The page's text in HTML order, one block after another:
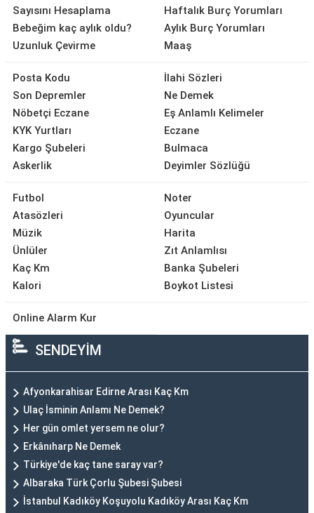
Sayısını Hesaplama
Bebeğim kaç aylık oldu?
Uzunluk Çevirme
Haftalık Burç Yorumları
Aylık Burç Yorumları
Maaş
Posta Kodu
Son Depremler
Nöbetçi Eczane
KYK Yurtları
Kargo Şubeleri
Askerlik
İlahi Sözleri
Ne Demek
Eş Anlamlı Kelimeler
Eczane
Bulmaca
Deyimler Sözlüğü
Futbol
Atasözleri
Müzik
Ünlüler
Kaç Km
Kalori
Noter
Oyuncular
Harita
Zıt Anlamlısı
Banka Şubeleri
Boykot Listesi
Online Alarm Kur
SENDEYİM
Afyonkarahisar Edirne Arası Kaç Km
Ulaç İsminin Anlamı Ne Demek?
Her gün omlet yersem ne olur?
Erkânıharp Ne Demek
Türkiye'de kaç tane saray var?
Albaraka Türk Çorlu Şubesi Şubesi
İstanbul Kadıköy Koşuyolu Kadıköy Arası Kaç Km